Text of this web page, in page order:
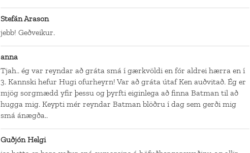
Stefán Arason
jebb! Geðveikur.
anna
Tjah.. ég var reyndar að gráta smá í gærkvöldi en fór aldrei hærra en í
3. Kannski hefur Hugi ofurheyrn! Var að gráta útaf Ken auðvitað. Ég er
mjög sorgmædd yfir þessu og þyrfti eiginlega að finna Batman til að
hugga mig. Keypti mér reyndar Batman blöðru í dag sem gerði mig
smá ánægða..
Guðjón Helgi